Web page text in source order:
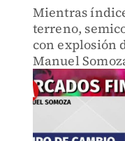
Mientras
terreno,
con explosión
Manuel
de mercados:
Descubre qué
inflación no